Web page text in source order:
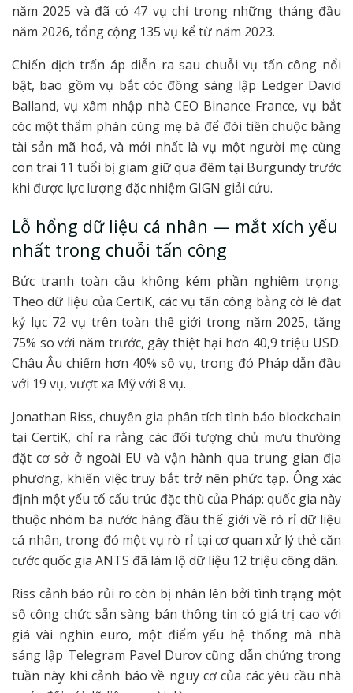
năm 2025 và đã có 47 vụ chỉ trong những tháng đầu
năm 2026, tổng cộng 135 vụ kể từ năm 2023.
Chiến dịch trấn áp diễn ra sau chuỗi vụ tấn công nổi
bật, bao gồm vụ bắt cóc đồng sáng lập Ledger David
Balland, vụ xâm nhập nhà CEO Binance France, vụ bắt
cóc một thẩm phán cùng mẹ bà để đòi tiền chuộc bằng
tài sản mã hoá, và mới nhất là vụ một người mẹ cùng
con trai 11 tuổi bị giam giữ qua đêm tại Burgundy trước
khi được lực lượng đặc nhiệm GIGN giải cứu.
Lỗ hổng dữ liệu cá nhân — mắt xích yếu
nhất trong chuỗi tấn công
Bức tranh toàn cầu không kém phần nghiêm trọng.
Theo dữ liệu của CertiK, các vụ tấn công bằng cờ lê đạt
kỷ lục 72 vụ trên toàn thế giới trong năm 2025, tăng
75% so với năm trước, gây thiệt hại hơn 40,9 triệu USD.
Châu Âu chiếm hơn 40% số vụ, trong đó Pháp dẫn đầu
với 19 vụ, vượt xa Mỹ với 8 vụ.
Jonathan Riss, chuyên gia phân tích tình báo blockchain
tại CertiK, chỉ ra rằng các đối tượng chủ mưu thường
đặt cơ sở ở ngoài EU và vận hành qua trung gian địa
phương, khiến việc truy bắt trở nên phức tạp. Ông xác
định một yếu tố cấu trúc đặc thù của Pháp: quốc gia này
thuộc nhóm ba nước hàng đầu thế giới về rò rỉ dữ liệu
cá nhân, trong đó một vụ rò rỉ tại cơ quan xử lý thẻ căn
cước quốc gia ANTS đã làm lộ dữ liệu 12 triệu công dân.
Riss cảnh báo rủi ro còn bị nhân lên bởi tình trạng một
số công chức sẵn sàng bán thông tin có giá trị cao với
giá vài nghìn euro, một điểm yếu hệ thống mà nhà
sáng lập Telegram Pavel Durov cũng dẫn chứng trong
tuần này khi cảnh báo về nguy cơ của các yêu cầu nhà